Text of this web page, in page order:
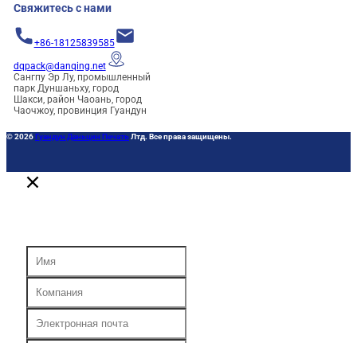
Свяжитесь с нами
+86-18125839585
dqpack@danqing.net
Сангпу Эр Лу, промышленный
парк Дуншаньху, город
Шакси, район Чаоань, город
Чаочжоу, провинция Гуандун
© 2026Гуандун Даньцин ПечатьЛтд. Все права защищены.